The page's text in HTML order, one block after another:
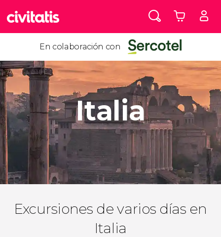
En colaboración con
Italia
Excursiones de varios días en
Italia